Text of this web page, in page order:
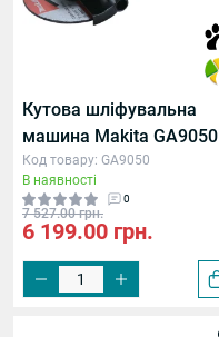
Кутова шліфувальна
машина Makita GA9050
Код товару: GA9050
В наявності
0
7 527.00 грн.
6 199.00 грн.